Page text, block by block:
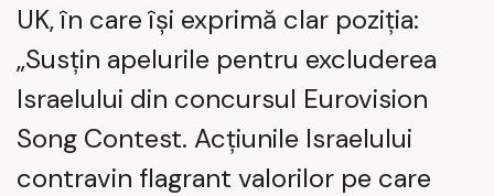
UK, în care își exprimă clar poziția:
„Susțin apelurile pentru excluderea
Israelului din concursul Eurovision
Song Contest. Acțiunile Israelului
contravin flagrant valorilor pe care